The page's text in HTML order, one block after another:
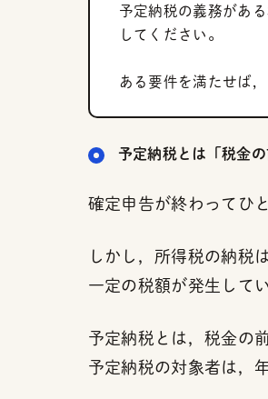
予定納税の義務があ
してください。
ある要件を満たせば
予定納税とは「税金
確定申告が終わってひと
しかし，所得税の納税
一定の税額が発生して
予定納税とは，税金の
予定納税の対象者は，